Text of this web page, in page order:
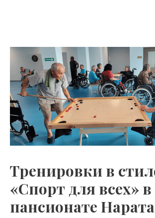
Тренировки в
«Спорт для всех» в
пансионате Нарата